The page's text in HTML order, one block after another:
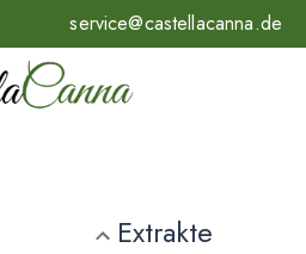
service@castellacanna.de
Extrakte